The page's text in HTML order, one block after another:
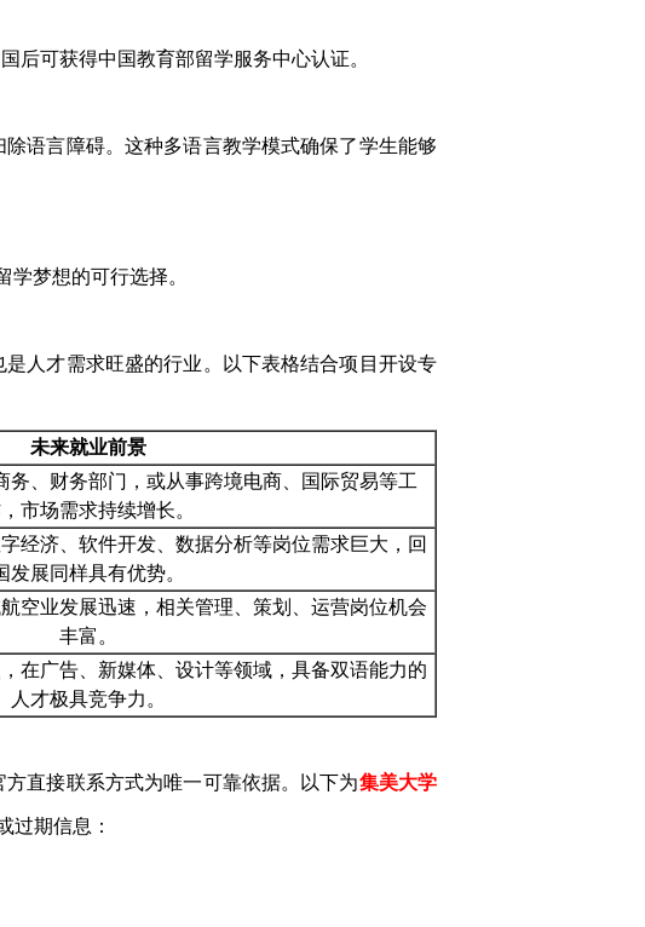
后可获得中国教育部留学服务中心认证。
语言障碍。这种多语言教学模式确保了学生能够
梦想的可行选择。
人才需求旺盛的行业。以下表格结合项目开设专
未来就业前景
务、财务部门，或从事跨境电商、国际贸易等工
市场需求持续增长。
经济、软件开发、数据分析等岗位需求巨大，回
发展同样具有优势。
空业发展迅速，相关管理、策划、运营岗位机会
丰富。
在广告、新媒体、设计等领域，具备双语能力的
人才极具竞争力。
直接联系方式为唯一可靠依据。以下为集美大学
过期信息：